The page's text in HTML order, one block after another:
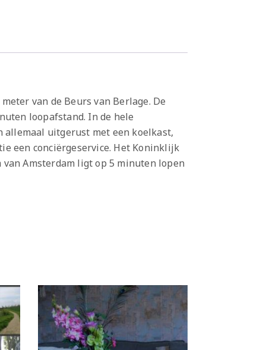
van de Beurs van Berlage. De
loopafstand. In de hele
allemaal uitgerust met een koelkast,
een conciërgeservice. Het Koninklijk
Amsterdam ligt op 5 minuten lopen